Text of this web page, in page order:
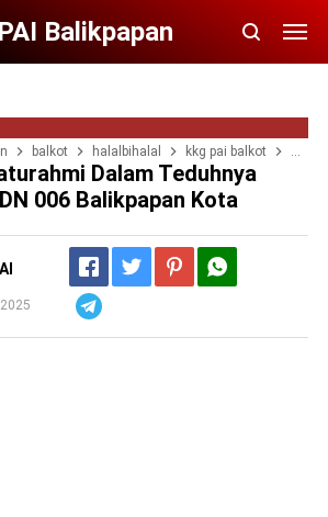
Balikpapan
balkot halalbihalal kkg pai balkot
Dalam Teduhnya
006 Balikpapan Kota